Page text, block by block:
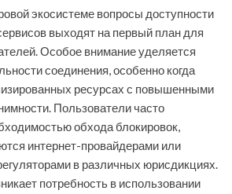
экосистеме вопросы доступности
выходят на первый план для
Особое внимание уделяется
соединения, особенно когда
ресурсах с повышенными
Пользователи часто
обхода блокировок,
интернет-провайдерами или
в различных юрисдикциях.
потребность в использовании